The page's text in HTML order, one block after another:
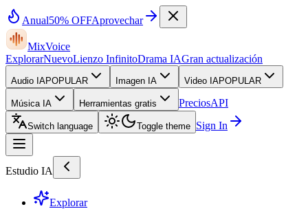
Anual50% OFFAprovechar
MixVoice
ExplorarNuevoLienzo InfinitoDrama IAGran actualización
Audio IAPOPULAR Imagen IA Video IAPOPULAR
Música IA Herramientas gratis PreciosAPI
Switch language Toggle theme Sign In
Estudio IA
Explorar